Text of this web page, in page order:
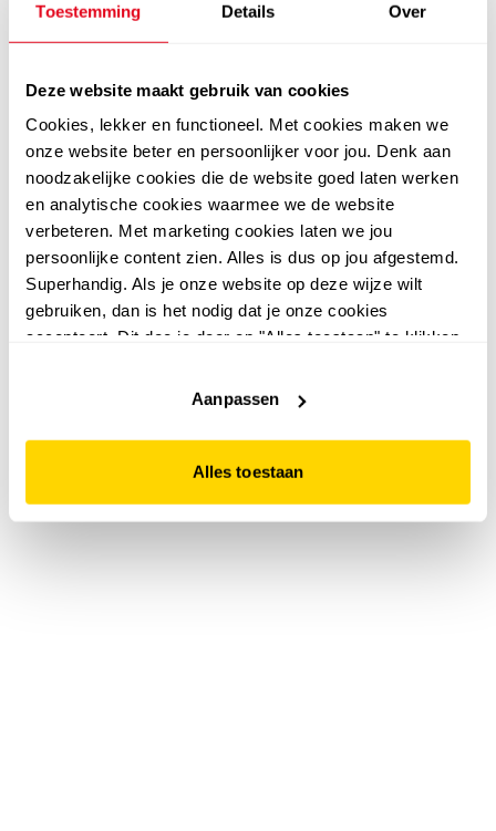
Toestemming Details Over
Deze website maakt gebruik van cookies
Cookies, lekker en functioneel. Met cookies maken we
onze website beter en persoonlijker voor jou. Denk aan
noodzakelijke cookies die de website goed laten werken
en analytische cookies waarmee we de website
verbeteren. Met marketing cookies laten we jou
persoonlijke content zien. Alles is dus op jou afgestemd.
Superhandig. Als je onze website op deze wijze wilt
gebruiken, dan is het nodig dat je onze cookies
accepteert. Dit doe je door op "Alles toestaan" te klikken.
website niet optimaal functioneert.
Aanpassen
Alles toestaan